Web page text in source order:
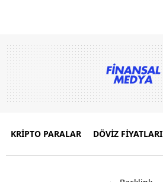
KRİPTO PARALAR DÖVİZ FİYATLARI